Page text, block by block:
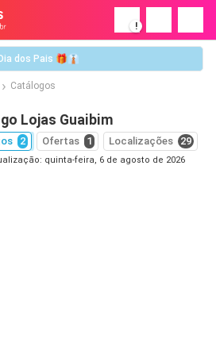
!
Dia dos Pais 🎁👔
Catálogos
Lojas Guaibim
2 Ofertas 1 Localizações 29
quinta-feira, 6 de agosto de 2026